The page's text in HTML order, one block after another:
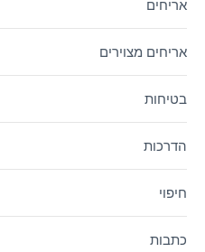
אריחים
אריחים מצוירים
בטיחות
הדרכות
חיפוי
כתבות